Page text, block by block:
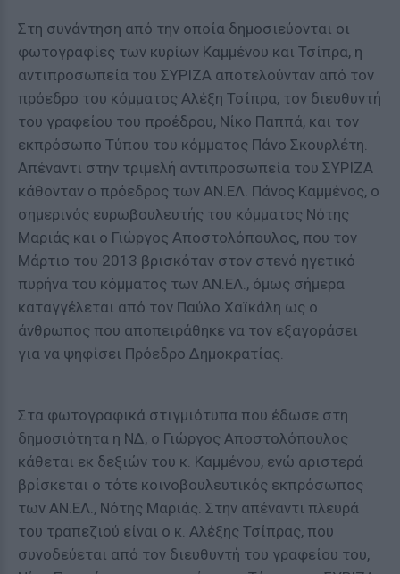
Στη συνάντηση από την οποία δημοσιεύονται οι
φωτογραφίες των κυρίων Καμμένου και Τσίπρα, η
αντιπροσωπεία του ΣΥΡΙΖΑ αποτελούνταν από τον
πρόεδρο του κόμματος Αλέξη Τσίπρα, τον διευθυντή
του γραφείου του προέδρου, Νίκο Παππά, και τον
εκπρόσωπο Τύπου του κόμματος Πάνο Σκουρλέτη.
Απέναντι στην τριμελή αντιπροσωπεία του ΣΥΡΙΖΑ
κάθονταν ο πρόεδρος των ΑΝ.ΕΛ. Πάνος Καμμένος, ο
σημερινός ευρωβουλευτής του κόμματος Νότης
Μαριάς και ο Γιώργος Αποστολόπουλος, που τον
Μάρτιο του 2013 βρισκόταν στον στενό ηγετικό
πυρήνα του κόμματος των ΑΝ.ΕΛ., όμως σήμερα
καταγγέλεται από τον Παύλο Χαϊκάλη ως ο
άνθρωπος που αποπειράθηκε να τον εξαγοράσει
για να ψηφίσει Πρόεδρο Δημοκρατίας.
Στα φωτογραφικά στιγμιότυπα που έδωσε στη
δημοσιότητα η ΝΔ, ο Γιώργος Αποστολόπουλος
κάθεται εκ δεξιών του κ. Καμμένου, ενώ αριστερά
βρίσκεται ο τότε κοινοβουλευτικός εκπρόσωπος
των ΑΝ.ΕΛ., Νότης Μαριάς. Στην απέναντι πλευρά
του τραπεζιού είναι ο κ. Αλέξης Τσίπρας, που
συνοδεύεται από τον διευθυντή του γραφείου του,